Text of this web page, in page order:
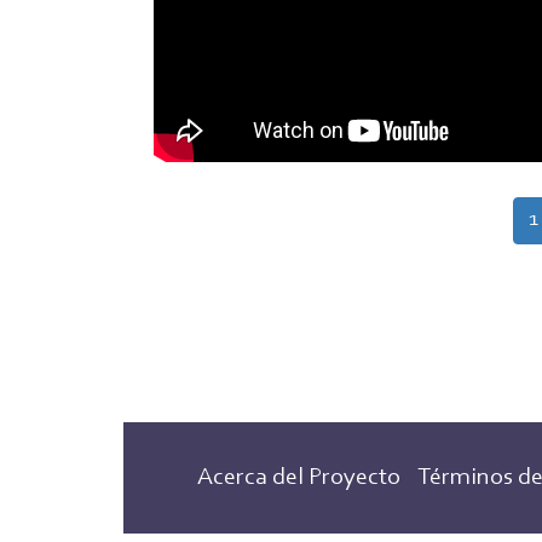
1
Acerca del Proyecto Términos